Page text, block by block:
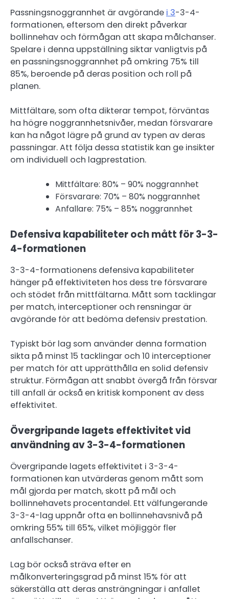
Passningsnoggrannhet är avgörande i 3-3-4-
formationen, eftersom den direkt påverkar
bollinnehav och förmågan att skapa målchanser.
Spelare i denna uppställning siktar vanligtvis på
en passningsnoggrannhet på omkring 75% till
85%, beroende på deras position och roll på
planen.
Mittfältare, som ofta dikterar tempot, förväntas
ha högre noggrannhetsnivåer, medan försvarare
kan ha något lägre på grund av typen av deras
passningar. Att följa dessa statistik kan ge insikter
om individuell och lagprestation.
Mittfältare: 80% – 90% noggrannhet
Försvarare: 70% – 80% noggrannhet
Anfallare: 75% – 85% noggrannhet
Defensiva kapabiliteter och mått för 3-3-
4-formationen
3-3-4-formationens defensiva kapabiliteter
hänger på effektiviteten hos dess tre försvarare
och stödet från mittfältarna. Mått som tacklingar
per match, interceptioner och rensningar är
avgörande för att bedöma defensiv prestation.
Typiskt bör lag som använder denna formation
sikta på minst 15 tacklingar och 10 interceptioner
per match för att upprätthålla en solid defensiv
struktur. Förmågan att snabbt övergå från försvar
till anfall är också en kritisk komponent av dess
effektivitet.
Övergripande lagets effektivitet vid
användning av 3-3-4-formationen
Övergripande lagets effektivitet i 3-3-4-
formationen kan utvärderas genom mått som
mål gjorda per match, skott på mål och
bollinnehavets procentandel. Ett välfungerande
3-3-4-lag uppnår ofta en bollinnehavsnivå på
omkring 55% till 65%, vilket möjliggör fler
anfallschanser.
Lag bör också sträva efter en
målkonverteringsgrad på minst 15% för att
säkerställa att deras ansträngningar i anfallet